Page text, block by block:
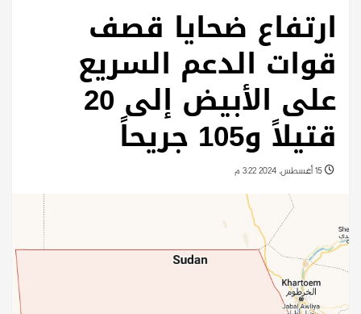
ارتفاع ضحايا قصف
قوات الدعم السريع
على الأبيض إلى 20
قتيلاً و105 جريحاً